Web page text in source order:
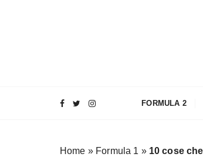
FORMULA 2
Home » Formula 1 » 10 cose